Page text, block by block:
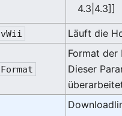
4.3|4.3]]
vWii Läuft die
Format
Format der
Dieser